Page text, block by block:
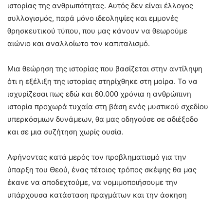
ιστορίας της ανθρωπότητας. Αυτός δεν είναι έλλογος
συλλογισμός, παρά μόνο ιδεοληψίες και εμμονές
θρησκευτικού τύπου, που μας κάνουν να θεωρούμε
αιώνιο και αναλλοίωτο τον καπιταλισμό.
Μια θεώρηση της ιστορίας που βασίζεται στην αντίληψη
ότι η εξέλιξη της ιστορίας στηρίχθηκε στη μοίρα. Το να
ισχυρίζεσαι πως εδώ και 60.000 χρόνια η ανθρώπινη
ιστορία προχωρά τυχαία στη βάση ενός μυστικού σχεδίου
υπερκόσμιων δυνάμεων, θα μας οδηγούσε σε αδιέξοδο
και σε μια συζήτηση χωρίς ουσία.
Αφήνοντας κατά μερός τον προβληματισμό για την
ύπαρξη του Θεού, ένας τέτοιος τρόπος σκέψης θα μας
έκανε να αποδεχτούμε, να νομιμοποιήσουμε την
υπάρχουσα κατάσταση πραγμάτων και την άσκηση